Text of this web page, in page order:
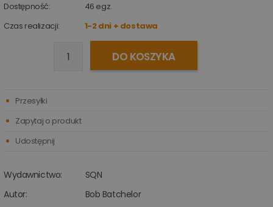
Dostępność: 46 egz.
Czas realizacji:
1-2 dni + dostawa
DO KOSZYKA
Wydawnictwo:
SQN
Autor:
Bob Batchelor
Przesyłki
Zapytaj o produkt
Udostępnij